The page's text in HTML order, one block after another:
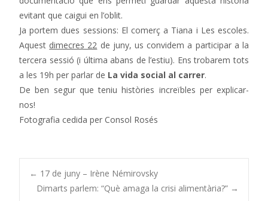
evitant que caigui en l’oblit.
Ja portem dues sessions: El comerç a Tiana i Les escoles.
Aquest dimecres 22 de juny, us convidem a participar a la
tercera sessió (i última abans de l’estiu). Ens trobarem tots
a les 19h per parlar de La vida social al carrer.
De ben segur que teniu històries increïbles per explicar-
nos!
Fotografia cedida per Consol Rosés
Navegació
← 17 de juny – Irène Némirovsky
Dimarts parlem: “Què amaga la crisi alimentària?” →